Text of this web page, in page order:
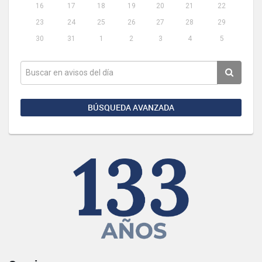
16 17 18 19 20 21
22
23
24 25 26 27 28
29
30
31 1 2 3 4 5
BÚSQUEDA AVANZADA